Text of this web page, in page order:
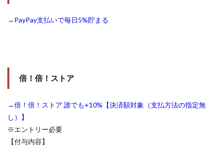
→PayPay支払いで毎日5%貯まる
倍！倍！ストア
→倍！倍！ストア 誰でも+10%【決済額対象（支払方法の指定無
し）】
※エントリー必要
【付与内容】